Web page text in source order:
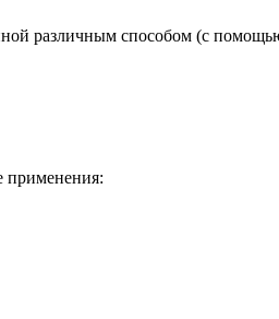
различным способом (с
применения: